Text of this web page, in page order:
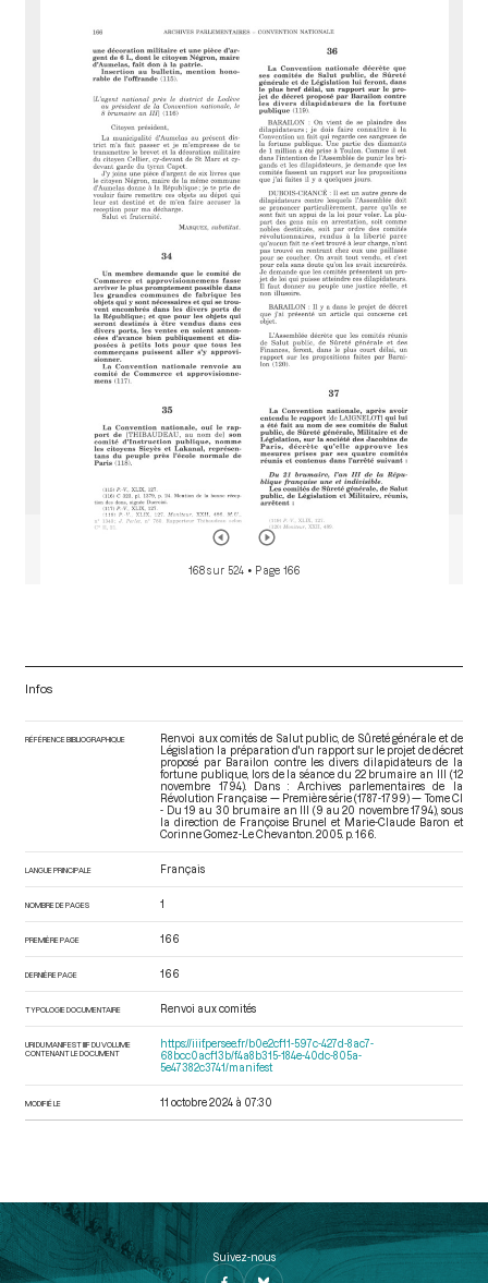
168 sur 524 • Page 166
Infos
RÉFÉRENCE BIBLIOGRAPHIQUE
Renvoi aux comités de Salut public, de Sûreté générale et de
Législation la préparation d'un rapport sur le projet de décret
proposé par Barailon contre les divers dilapidateurs de la
fortune publique, lors de la séance du 22 brumaire an III (12
novembre 1794). Dans : Archives parlementaires de la
Révolution Française — Première série (1787-1799) — Tome CI
- Du 19 au 30 brumaire an III (9 au 20 novembre 1794) , sous
la direction de Françoise Brunel et Marie-Claude Baron et
Corinne Gomez-Le Chevanton. 2005. p. 166.
LANGUE PRINCIPALE Français
NOMBRE DE PAGES 1
PREMIÈRE PAGE 166
DERNIÈRE PAGE 166
TYPOLOGIE DOCUMENTAIRE Renvoi aux comités
URI DU MANIFEST IIIF DU VOLUME
CONTENANT LE DOCUMENT
https://iiif.persee.fr/b0e2cf11-597c-427d-8ac7-
68bcc0acf13b/f4a8b315-184e-40dc-805a-
5e47382c3741/manifest
MODIFIÉ LE 11 octobre 2024 à 07:30
Suivez-nous